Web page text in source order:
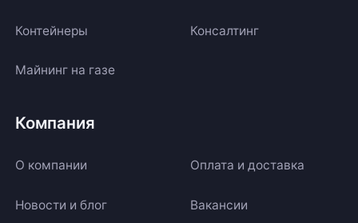
Контейнеры
Майнинг на газе
Консалтинг
Компания
О компании Оплата и доставка
Новости и блог Вакансии